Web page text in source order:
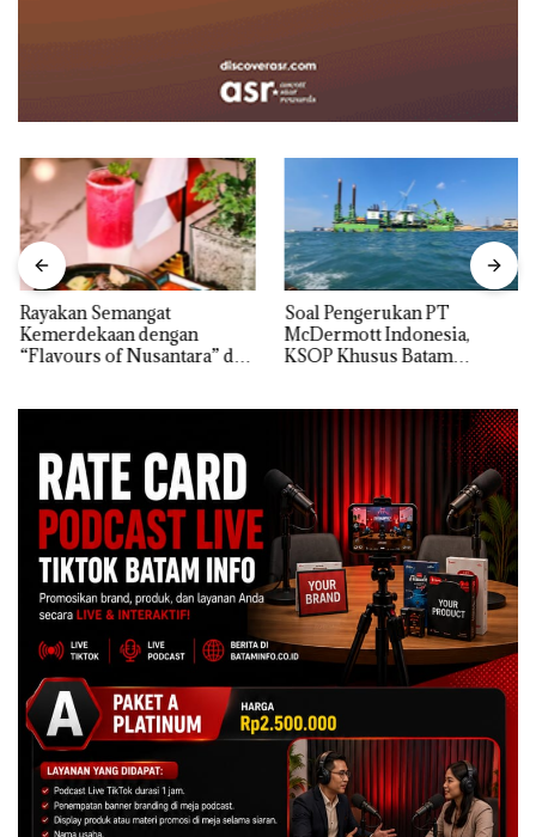
Rayakan Semangat
Kemerdekaan dengan
“Flavours of Nusantara” di
‎Soal Pengerukan PT
McDermott Indonesia,
KSOP Khusus Batam